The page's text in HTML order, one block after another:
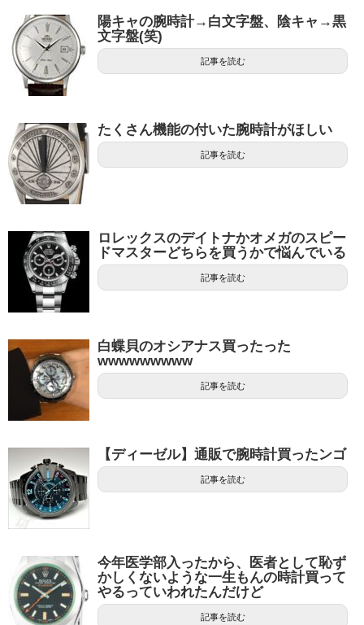
陽キャの腕時計→白文字盤、陰キャ→黒
文字盤(笑)
記事を読む
たくさん機能の付いた腕時計がほしい
記事を読む
ロレックスのデイトナかオメガのスピー
ドマスターどちらを買うかで悩んでいる
記事を読む
白蝶貝のオシアナス買ったった
wwwwwwwww
記事を読む
【ディーゼル】通販で腕時計買ったンゴ
記事を読む
今年医学部入ったから、医者として恥ず
かしくないような一生もんの時計買って
やるっていわれたんだけど
記事を読む